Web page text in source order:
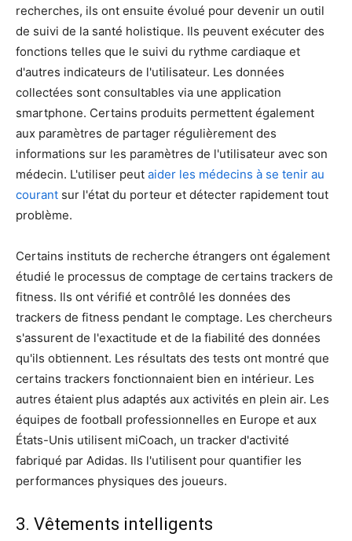
recherches, ils ont ensuite évolué pour devenir un outil
de suivi de la santé holistique. Ils peuvent exécuter des
fonctions telles que le suivi du rythme cardiaque et
d'autres indicateurs de l'utilisateur. Les données
collectées sont consultables via une application
smartphone. Certains produits permettent également
aux paramètres de partager régulièrement des
informations sur les paramètres de l'utilisateur avec son
médecin. L'utiliser peut aider les médecins à se tenir au
courant sur l'état du porteur et détecter rapidement tout
problème.
Certains instituts de recherche étrangers ont également
étudié le processus de comptage de certains trackers de
fitness. Ils ont vérifié et contrôlé les données des
trackers de fitness pendant le comptage. Les chercheurs
s'assurent de l'exactitude et de la fiabilité des données
qu'ils obtiennent. Les résultats des tests ont montré que
certains trackers fonctionnaient bien en intérieur. Les
autres étaient plus adaptés aux activités en plein air. Les
équipes de football professionnelles en Europe et aux
États-Unis utilisent miCoach, un tracker d'activité
fabriqué par Adidas. Ils l'utilisent pour quantifier les
performances physiques des joueurs.
3. Vêtements intelligents